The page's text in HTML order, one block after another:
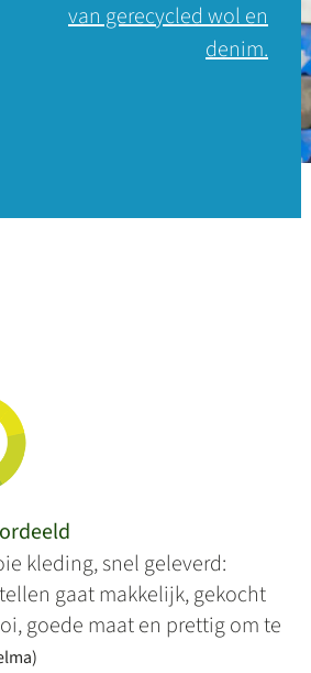
van gerecycled wol en
denim.
kleding, snel geleverd:
gaat makkelijk, gekocht
goede maat en prettig om te